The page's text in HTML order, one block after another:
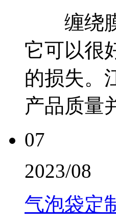
缠绕膜
它可以很
的损失。
产品质量
07
2023/08
气泡袋定